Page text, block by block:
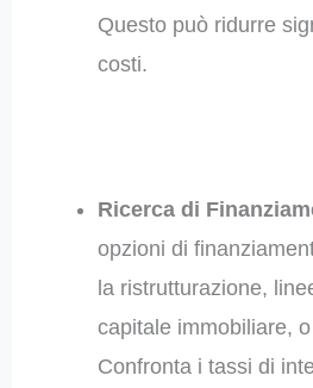
Questo può ridurre
costi.
Ricerca di
opzioni di
la ristrutturazione,
capitale immobiliare,
Confronta i tassi di